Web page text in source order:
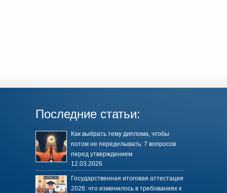
Последние статьи:
Как выбрать тему диплома, чтобы
потом не переделывать: 7 вопросов
перед утверждением
12.03.2026
Государственная итоговая аттестация
2026: что изменилось в требованиях к